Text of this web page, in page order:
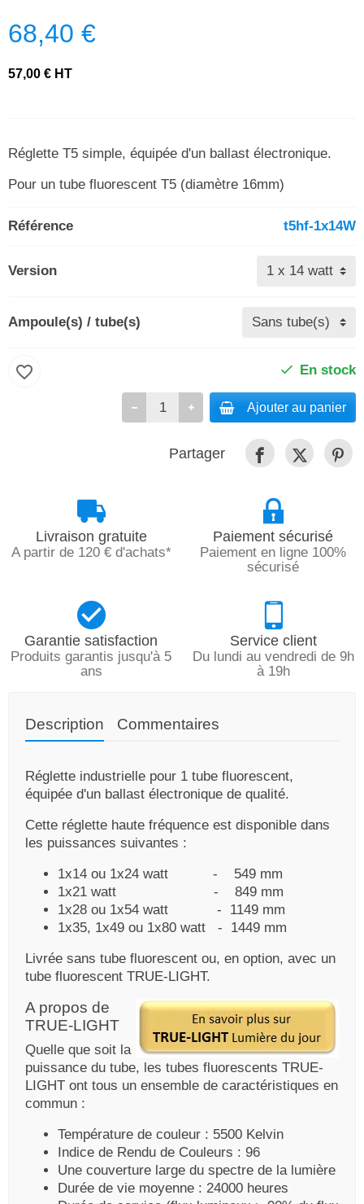
68,40 €
57,00 € HT
Réglette T5 simple, équipée d'un ballast électronique.
Pour un tube fluorescent T5 (diamètre 16mm)
Référence t5hf-1x14W
Version
Ampoule(s) / tube(s)
En stock
Ajouter au panier
favorite_border
Partager
Livraison gratuite
A partir de 120 € d'achats*
Paiement sécurisé
Paiement en ligne 100%
sécurisé
Garantie satisfaction
Produits garantis jusqu'à 5
ans
Service client
Du lundi au vendredi de 9h
à 19h
Description Commentaires
Réglette industrielle pour 1 tube fluorescent,
équipée d'un ballast électronique de qualité.
Cette réglette haute fréquence est disponible dans
les puissances suivantes :
1x14 ou 1x24 watt - 549 mm
1x21 watt - 849 mm
1x28 ou 1x54 watt - 1149 mm
1x35, 1x49 ou 1x80 watt - 1449 mm
Livrée sans tube fluorescent ou, en option, avec un
tube fluorescent TRUE-LIGHT.
A propos de
TRUE-LIGHT
Quelle que soit la
puissance du tube, les tubes fluorescents TRUE-
LIGHT ont tous un ensemble de caractéristiques en
commun :
Température de couleur : 5500 Kelvin
Indice de Rendu de Couleurs : 96
Une couverture large du spectre de la lumière
Durée de vie moyenne : 24000 heures